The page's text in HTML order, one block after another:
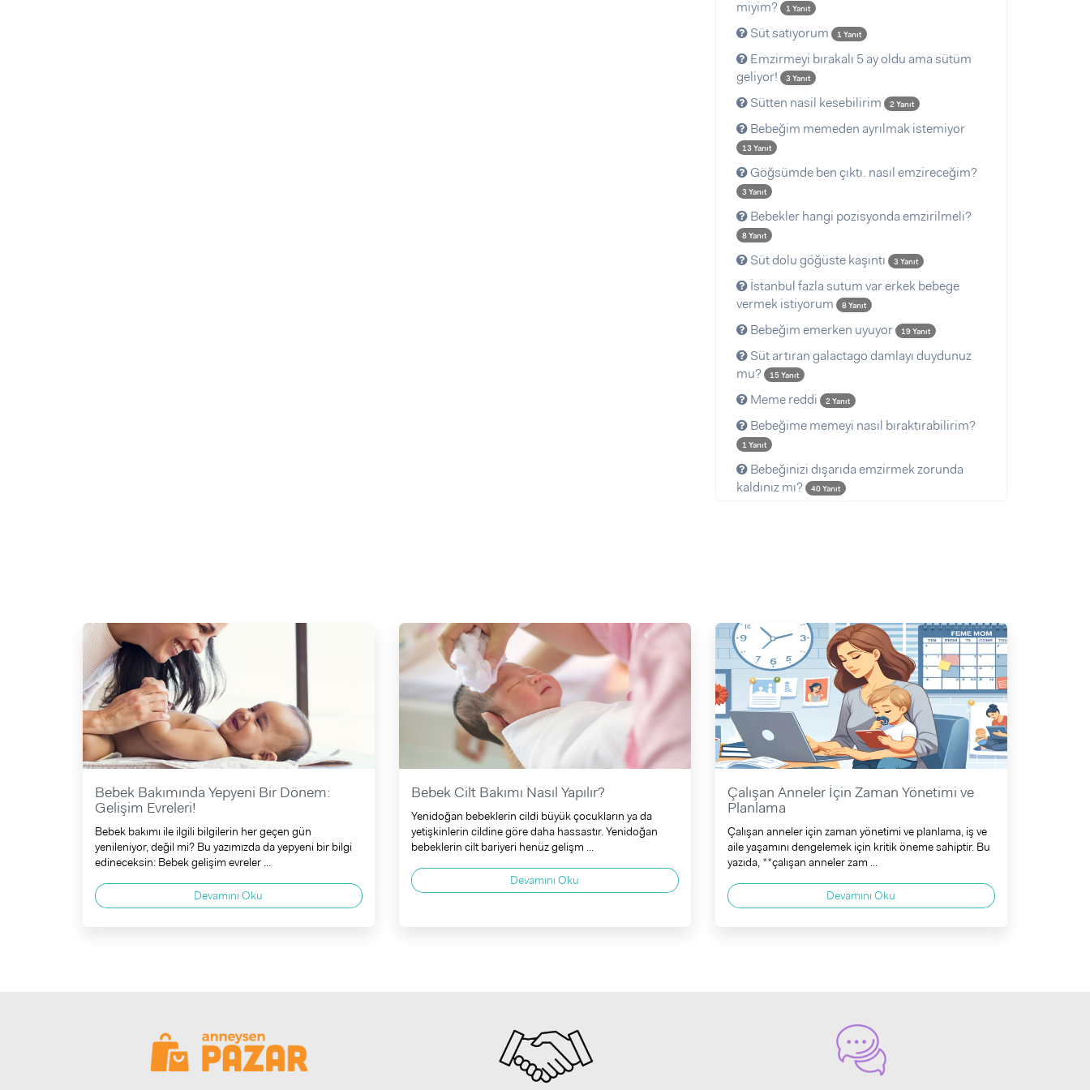
miyim?
1 Yanıt
Süt satıyorum 1 Yanıt
Emzirmeyi bırakalı 5 ay oldu ama sütüm
geliyor!
3 Yanıt
Sütten nasil kesebilirim 2 Yanıt
Bebeğim memeden ayrılmak istemiyor
13 Yanıt
Göğsümde ben çıktı. nasıl emzireceğim?
3 Yanıt
Bebekler hangi pozisyonda emzirilmeli?
8 Yanıt
Süt dolu göğüste kaşıntı 3 Yanıt
İstanbul fazla sutum var erkek bebege
vermek istiyorum
8 Yanıt
Bebeğim emerken uyuyor 19 Yanıt
Süt artıran galactago damlayı duydunuz
mu?
15 Yanıt
Meme reddi 2 Yanıt
Bebeğime memeyi nasıl bıraktırabilirim?
1 Yanıt
Bebeğinizi dışarıda emzirmek zorunda
kaldınız mı?
40 Yanıt
Bebek Bakımında Yepyeni Bir Dönem:
Gelişim Evreleri!
Bebek bakımı ile ilgili bilgilerin her geçen gün
yenileniyor, değil mi? Bu yazımızda da yepyeni bir bilgi
edineceksin: Bebek gelişim evreler ...
Devamını Oku
Bebek Cilt Bakımı Nasıl Yapılır?
Yenidoğan bebeklerin cildi büyük çocukların ya da
yetişkinlerin cildine göre daha hassastır. Yenidoğan
bebeklerin cilt bariyeri henüz gelişm ...
Devamını Oku
Çalışan Anneler İçin Zaman Yönetimi ve
Planlama
Çalışan anneler için zaman yönetimi ve planlama, iş ve
aile yaşamını dengelemek için kritik öneme sahiptir. Bu
yazıda, **çalışan anneler zam ...
Devamını Oku